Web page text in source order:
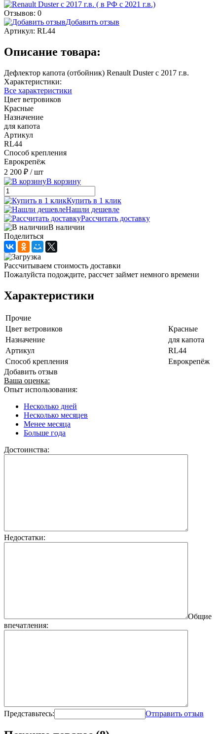
Отзывов: 0
Добавить отзыв
Артикул: RL44
Описание товара:
Дефлектор капота (отбойник) Renault Duster с 2017 г.в.
Характеристики:
Все характеристики
Цвет ветровиков
Красные
Назначение
для капота
Артикул
RL44
Способ крепления
Еврокрепёж
2 200 ₽ / шт
В корзину
Купить в 1 клик
Нашли дешевле
Рассчитать доставку
В наличии
Поделиться
Рассчитываем стоимость доставки
Пожалуйста подождите, рассчет займет немного времени
Характеристики
Прочие
Цвет ветровиков
Красные
Назначение
для капота
Артикул
RL44
Способ крепления
Еврокрепёж
Добавить отзыв
Ваша оценка:
Опыт использования:
Несколько дней
Несколько месяцев
Менее месяца
Больше года
Достоинства:
Недостатки:
Общие
впечатления:
Представьтесь: Отправить отзыв